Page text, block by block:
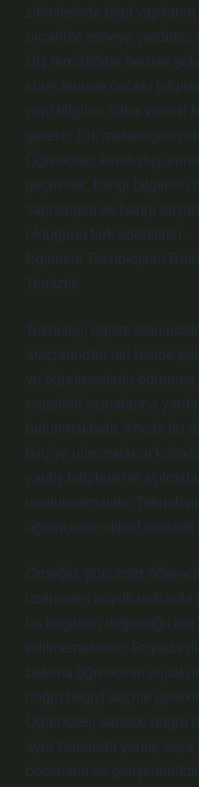
zihinlerinde bilgi
organize etmeye yardımcı
Diş temizliğine benzer
süreçlerinde önceki
yeni bilgileri daha verimli
gerekir. Bu,
Öğrenciler, kendi
geçirerek, hangi bilgilerin
sağladığını ve hangi
olduğunu fark edebilirler.
Eğitimde Teknolojinin
Temizlik
Teknoloji, eğitim
araçlarından biri haline
ve öğretmenlerin öğrenme
engelleri aşmalarına
bulunmaktadır. Ancak bu
bilgiye ulaşmalarını
yanlış bilgilere de
unutulmamalıdır.
öğrencilerin dijital temizlik
Örneğin, günümüz
üzerinden büyük
bu bilgilerin doğruluğu her
edilmemektedir. Rüyada
bakıma öğrencinin dijital
doğru bilgiyi seçme
Öğrenciler, sadece doğru
aynı zamanda yanlış veya
becerisini de